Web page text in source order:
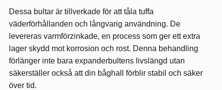
Dessa bultar är tillverkade för att tåla tuffa
väderförhållanden och långvarig användning. De
levereras varmförzinkade, en process som ger ett extra
lager skydd mot korrosion och rost. Denna behandling
förlänger inte bara expanderbultens livslängd utan
säkerställer också att din båghall förblir stabil och säker
över tid.